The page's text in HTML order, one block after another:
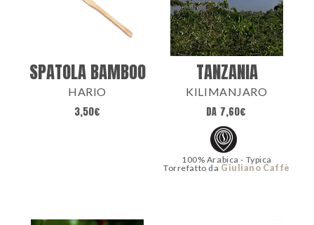
SPATOLA BAMBOO
HARIO
3,50€
TANZANIA
KILIMANJARO
DA 7,60€
100% Arabica - Typica
Torrefatto da Giuliano Caffè